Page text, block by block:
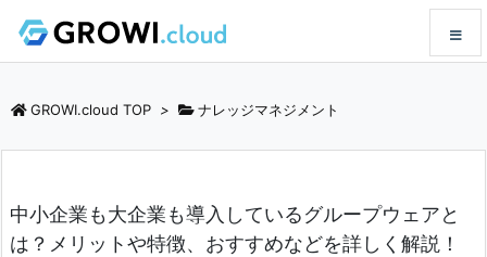
GROWI.cloud TOP > ナレッジマネジメント
中小企業も大企業も導入しているグループウェアと
は？メリットや特徴、おすすめなどを詳しく解説！